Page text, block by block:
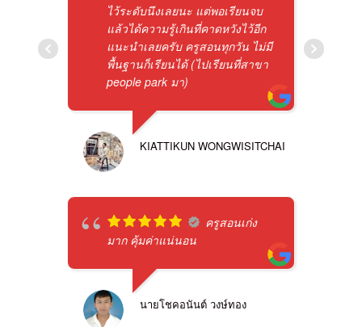
ไว้ระดับนึงเลยนะ แต่พอเรียนจบ
แล้วได้ความรู้เกินที่คาดหวังไว้อีก
แนะนำเลยครับ ครูสอนทุกวัน ไม่มี
พื้นฐานก็เรียนได้ (ไปเรียนที่สาขา
people park มา)
KIATTIKUN WONGWISITCHAI
ครูสอนเก่ง
มาก คุ้มค่าแน่นอน
นายโชคอนันต์ วงษ์ทอง